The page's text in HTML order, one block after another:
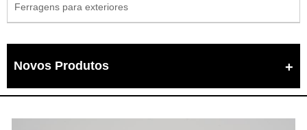
Ferragens para exteriores
Novos Produtos